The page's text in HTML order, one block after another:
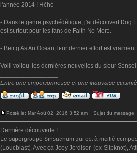
l'année 2014 ! Héhé
- Dans le genre psychédélique, j'ai découvert Dog
est surtout pour les fans de Faith No More.
- Being As An Ocean, leur dernier effort est
Voili voilou, les dernières nouvelles du sieur Sensei
Entre une empoisonneuse et une mauvaise
Posté le: Mar Aoû 02, 2016 3:52 am Sujet du message:
Dernière découverte !
Le supergroupe Sinsaenum qui est à moitié
(Loudblast). Avec ça Joey Jordison (ex-Slipknot),